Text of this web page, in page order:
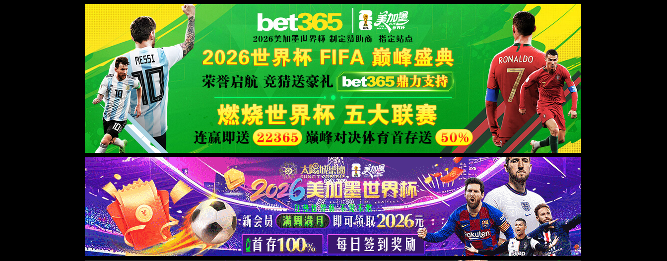
蜂鸟电竞比分网 - 实时电竞比分、赛事数据与专业分析
WTS-WAF拦截详情
出现该页面的原因:
1.你的请求是黑客攻击
2.你的请求合法但触发了安全规则,请提交问题反馈
XML 地图